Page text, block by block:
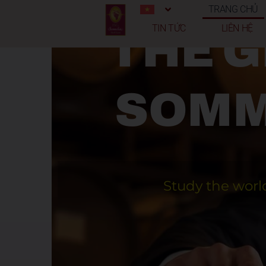
TRANG CHỦ
TIN TỨC
LIÊN HỆ
THE
Study the